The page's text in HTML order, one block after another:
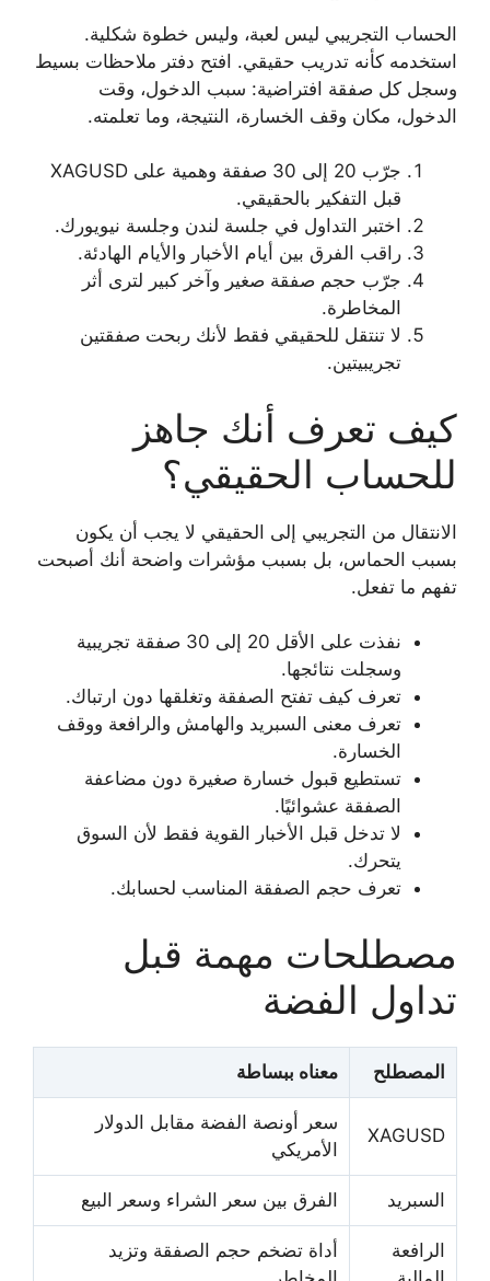
الحساب التجريبي ليس لعبة، وليس خطوة شكلية.
استخدمه كأنه تدريب حقيقي. افتح دفتر ملاحظات بسيط
وسجل كل صفقة افتراضية: سبب الدخول، وقت
الدخول، مكان وقف الخسارة، النتيجة، وما تعلمته.
جرّب 20 إلى 30 صفقة وهمية على XAGUSD
قبل التفكير بالحقيقي.
اختبر التداول في جلسة لندن وجلسة نيويورك.
راقب الفرق بين أيام الأخبار والأيام الهادئة.
جرّب حجم صفقة صغير وآخر كبير لترى أثر
المخاطرة.
لا تنتقل للحقيقي فقط لأنك ربحت صفقتين
تجريبيتين.
كيف تعرف أنك جاهز
للحساب الحقيقي؟
الانتقال من التجريبي إلى الحقيقي لا يجب أن يكون
بسبب الحماس، بل بسبب مؤشرات واضحة أنك أصبحت
تفهم ما تفعل.
نفذت على الأقل 20 إلى 30 صفقة تجريبية
وسجلت نتائجها.
تعرف كيف تفتح الصفقة وتغلقها دون ارتباك.
تعرف معنى السبريد والهامش والرافعة ووقف
الخسارة.
تستطيع قبول خسارة صغيرة دون مضاعفة
الصفقة عشوائيًا.
لا تدخل قبل الأخبار القوية فقط لأن السوق
يتحرك.
تعرف حجم الصفقة المناسب لحسابك.
مصطلحات مهمة قبل
تداول الفضة
المصطلح معناه ببساطة
XAGUSD
سعر أونصة الفضة مقابل الدولار
الأمريكي
السبريد الفرق بين سعر الشراء وسعر البيع
الرافعة
أداة تضخم حجم الصفقة وتزيد